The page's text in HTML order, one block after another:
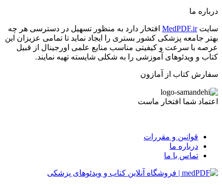
درباره ما
سایتMedPDF.ir افتخار دارد به منظور تسهیل در دسترسی هر چه
بهتر جامعه پزشکی کشور بستری را ایجاد نماید تا تمامی عزیزان این
عرصه با سرعت و کیفیتی مناسب منایع علمی اورجینال از قبیل
کتاب و ویدئوهای آموزشی را به شکلی شایسته تهیه نمایند.
سفارش کتاب از آمازون
اعتماد شما افتخار ماست
قوانین و مقررات
درباره ما
تماس با ما